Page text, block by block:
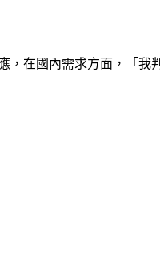
，在國內需求方面，「我